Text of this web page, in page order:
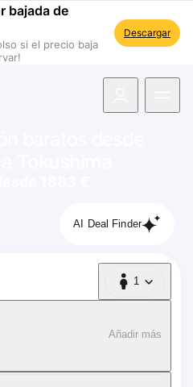
bajada de
si el precio baja
Descargar
AI Deal Finder
1
1 Pasajero
Añadir más